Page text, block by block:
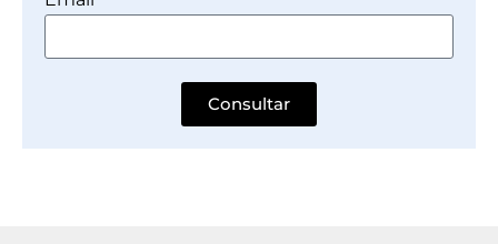
Consultar